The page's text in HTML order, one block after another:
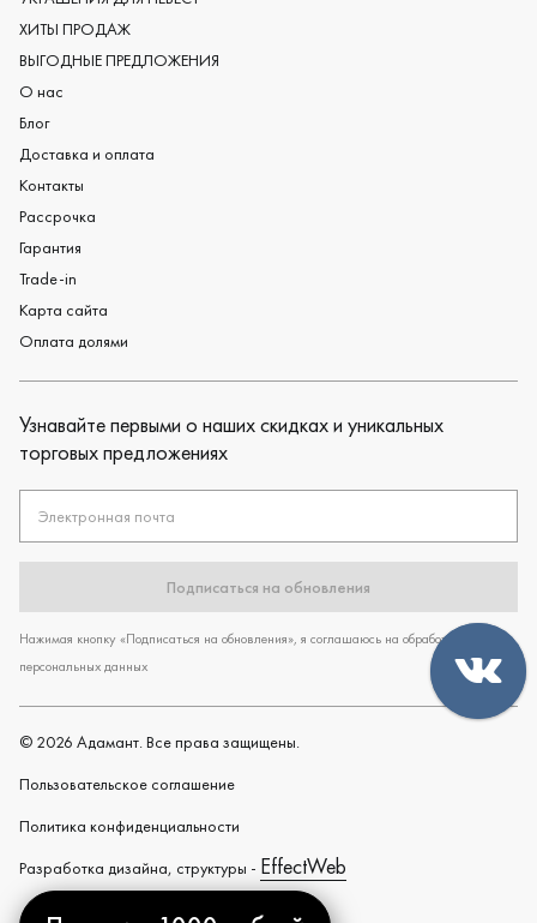
Дизайнерские обручальные кольца
Черные обручальные кольца
ХИТЫ ПРОДАЖ
ВЫГОДНЫЕ ПРЕДЛОЖЕНИЯ
О нас
Блог
Доставка и оплата
Контакты
Рассрочка
Гарантия
Trade-in
Карта сайта
Оплата долями
Узнавайте первыми о наших скидках и уникальных
торговых предложениях
Электронная почта
Подписаться на обновления
Нажимая кнопку «Подписаться на обновления», я соглашаюсь на обработку
персональных данных
© 2026 Адамант. Все права защищены.
Пользовательское cоглашение
Политика конфиденциальности
Разработка дизайна, структуры - EffectWeb